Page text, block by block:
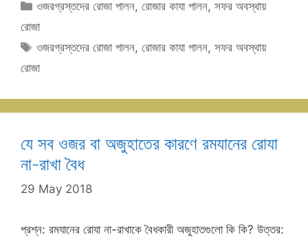
Categories
ওজরগ্রস্তদের রোজা পালন,রোজার কাযা পালন,সফর অবস্থায়
রোজা
Tags
ওজরগ্রস্তদের রোজা পালন,রোজার কাযা পালন,সফর অবস্থায়
রোজা
যে সব ওজর বা অজুহাতের কারণে রমযানের রোযা
না-রাখা বৈধ
29 May 2018
প্রশ্ন: রমযানের রোযা না-রাখাকে বৈধকারী অজুহাতগুলো কি কি? উত্তর: